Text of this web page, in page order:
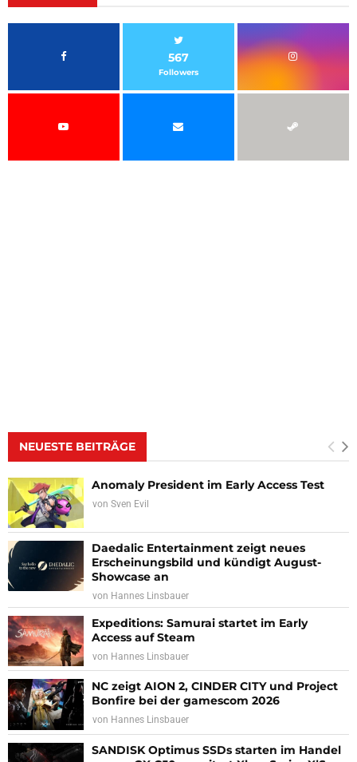
567
Followers
NEUESTE BEITRÄGE
Anomaly President im Early Access Test
von Sven Evil
Daedalic Entertainment zeigt neues
Erscheinungsbild und kündigt August-
Showcase an
von Hannes Linsbauer
Expeditions: Samurai startet im Early
Access auf Steam
von Hannes Linsbauer
NC zeigt AION 2, CINDER CITY und Project
Bonfire bei der gamescom 2026
von Hannes Linsbauer
SANDISK Optimus SSDs starten im Handel